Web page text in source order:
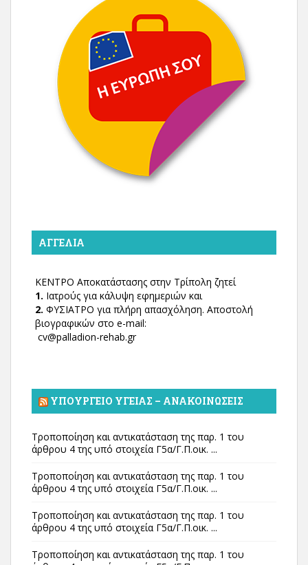
ΑΓΓΕΛΊΑ
ΚΕΝΤΡΟ Αποκατάστασης στην Τρίπολη ζητεί
1. Ιατρούς για κάλυψη εφημεριών και
2. ΦΥΣΙΑΤΡΟ για πλήρη απασχόληση. Αποστολή
βιογραφικών στο e-mail:
cv@palladion-rehab.gr
ΥΠΟΥΡΓΕΊΟ ΥΓΕΊΑΣ – ΑΝΑΚΟΙΝΏΣΕΙΣ
Τροποποίηση και αντικατάσταση της παρ. 1 του
άρθρου 4 της υπό στοιχεία Γ5α/Γ.Π.οικ. ...
Τροποποίηση και αντικατάσταση της παρ. 1 του
άρθρου 4 της υπό στοιχεία Γ5α/Γ.Π.οικ. ...
Τροποποίηση και αντικατάσταση της παρ. 1 του
άρθρου 4 της υπό στοιχεία Γ5α/Γ.Π.οικ. ...
Τροποποίηση και αντικατάσταση της παρ. 1 του